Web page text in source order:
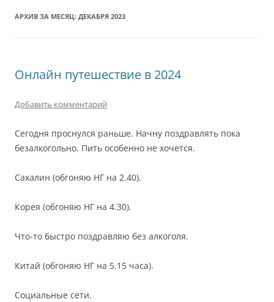
АРХИВ ЗА МЕСЯЦ: ДЕКАБРЯ 2023
Онлайн путешествие в 2024
Добавить комментарий
Сегодня проснулся раньше. Начну поздравлять пока
безалкогольно. Пить особенно не хочется.
Сахалин (обгоняю НГ на 2.40).
Корея (обгоняю НГ на 4.30).
Что-то быстро поздравляю без алкоголя.
Китай (обгоняю НГ на 5.15 часа).
Социальные сети.